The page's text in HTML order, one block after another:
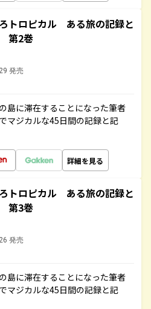
トロピカル ある旅の記録と
第2巻
発売
島に滞在することになった筆者
マジカルな45日間の記録と記
詳細を見る
トロピカル ある旅の記録と
第3巻
発売
島に滞在することになった筆者
マジカルな45日間の記録と記